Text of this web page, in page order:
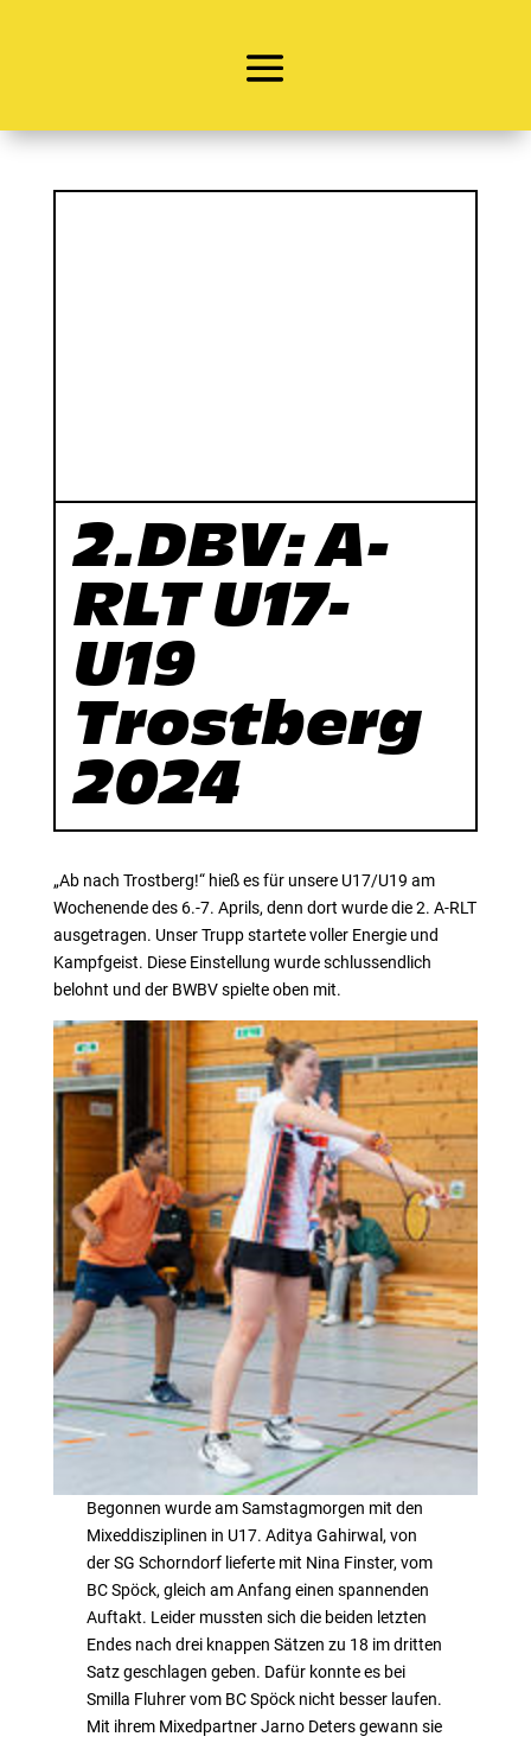
2.DBV: A-
RLT U17-
U19
Trostberg
2024
„Ab nach Trostberg!“ hieß es für unsere U17/U19 am
Wochenende des 6.-7. Aprils, denn dort wurde die 2. A-RLT
ausgetragen. Unser Trupp startete voller Energie und
Kampfgeist. Diese Einstellung wurde schlussendlich
belohnt und der BWBV spielte oben mit.
Begonnen wurde am Samstagmorgen mit den
Mixeddisziplinen in U17. Aditya Gahirwal, von
der SG Schorndorf lieferte mit Nina Finster, vom
BC Spöck, gleich am Anfang einen spannenden
Auftakt. Leider mussten sich die beiden letzten
Endes nach drei knappen Sätzen zu 18 im dritten
Satz geschlagen geben. Dafür konnte es bei
Smilla Fluhrer vom BC Spöck nicht besser laufen.
Mit ihrem Mixedpartner Jarno Deters gewann sie